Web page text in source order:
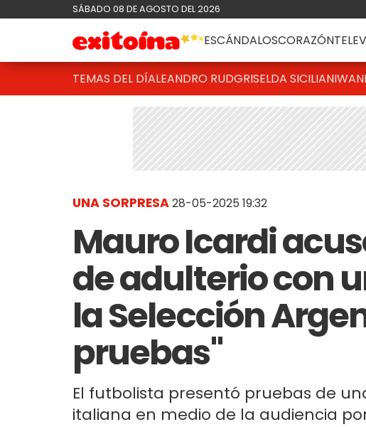
SÁBADO 08 DE AGOSTO DEL 2026
ESCÁNDALOSCORAZÓN
TEMAS DEL DÍALEANDRO RUDGRISELDA SICILIANI
UNA SORPRESA28-05-2025 19:32
Mauro Icardi
de adulterio con
la Selección
pruebas"
El futbolista presentó pruebas de
italiana en medio de la audiencia